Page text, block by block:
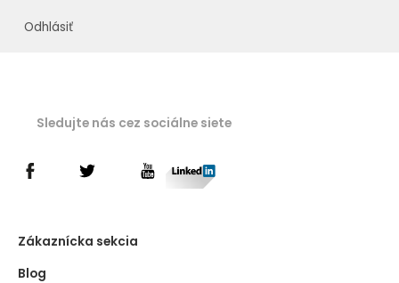
Odhlásiť
Sledujte nás cez sociálne siete
Zákaznícka sekcia
Blog